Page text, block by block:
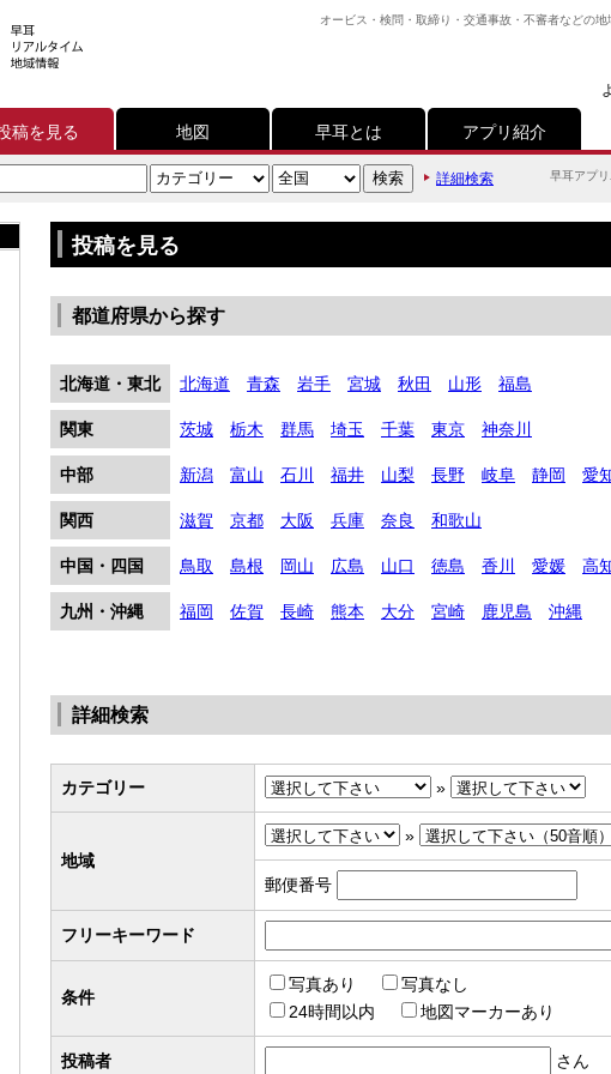
オービス・検問・取締り・交通事故・不審者などの
稿を見る 地図 早耳とは アプリ紹介
早耳アプ
詳細検索
投稿を見る
都道府県から探す
北海道・東北 北海道 青森 岩手 宮城 秋田 山形 福島
関東 茨城 栃木 群馬 埼玉 千葉 東京 神奈川
中部 新潟 富山 石川 福井 山梨 長野 岐阜 静岡 愛
関西 滋賀 京都 大阪 兵庫 奈良 和歌山
中国・四国 鳥取 島根 岡山 広島 山口 徳島 香川 愛媛 高
九州・沖縄 福岡 佐賀 長崎 熊本 大分 宮崎 鹿児島 沖縄
詳細検索
カテゴリー »
地域
»
郵便番号
フリーキーワード
条件
写真あり
写真なし
24時間以内
地図マーカーあり
投稿者 さん